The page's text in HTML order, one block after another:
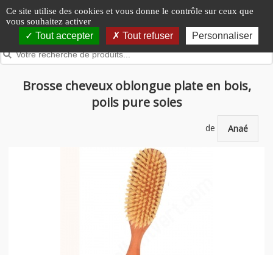
Panneau de gestion des cookies
Ce site utilise des cookies et vous donne le contrôle sur ceux que
vous souhaitez activer
Tout accepter Tout refuser Personnaliser
Brosse cheveux oblongue plate en bois,
poils pure soies
de Anaé